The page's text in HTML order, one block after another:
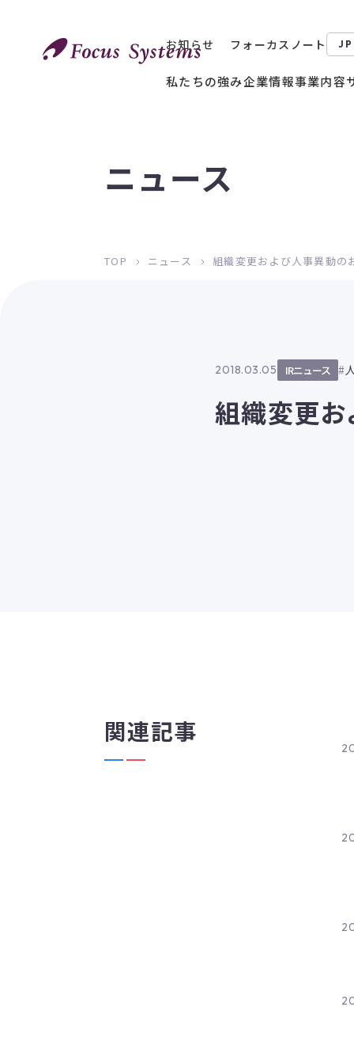
お知らせ フォーカスノート JP
私たちの強み企業情報事業内容
ニュース
TOP ニュース 組織変更および人事異動の
2018.03.05 IRニュース
組織変更
関連記事